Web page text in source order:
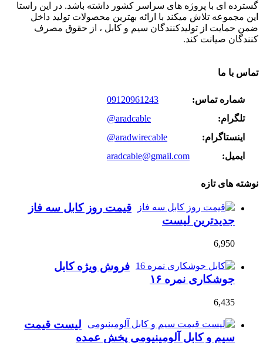
گسترده ای با پروژه های سراسر کشور داشته باشد. در این راستا
این مجموعه تلاش میکند با ارائه بهترین محصولات تولید داخل
ضمن حمایت از تولیدکنندگان سیم و کابل ، از حقوق مصرف
کنندگان صیانت کند.
تماس با ما
شماره تماس:
09120961243
تلگرام:
@aradcable
اینستاگرام:
@aradwirecable
ایمیل:
aradcable@gmail.com
نوشته های تازه
قیمت روز کابل سه فاز
جدیدترین لیست
6,950
فروش ویژه کابل
جوشکاری نمره ۱۶
6,435
لیست قیمت
سیم و کابل آلومینیومی پخش عمده